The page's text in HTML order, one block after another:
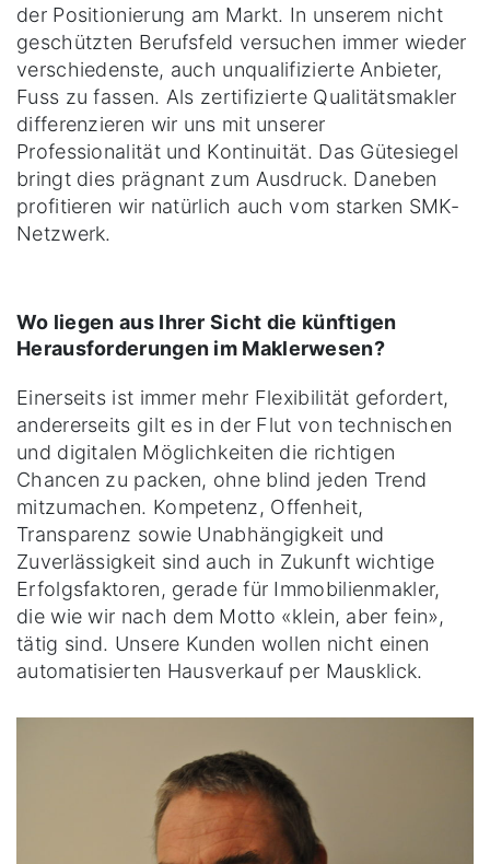
der Positionierung am Markt. In unserem nicht
geschützten Berufsfeld versuchen immer wieder
verschiedenste, auch unqualifizierte Anbieter,
Fuss zu fassen. Als zertifizierte Qualitätsmakler
differenzieren wir uns mit unserer
Professionalität und Kontinuität. Das Gütesiegel
bringt dies prägnant zum Ausdruck. Daneben
profitieren wir natürlich auch vom starken SMK-
Netzwerk.
Wo liegen aus Ihrer Sicht die künftigen
Herausforderungen im Maklerwesen?
Einerseits ist immer mehr Flexibilität gefordert,
andererseits gilt es in der Flut von technischen
und digitalen Möglichkeiten die richtigen
Chancen zu packen, ohne blind jeden Trend
mitzumachen. Kompetenz, Offenheit,
Transparenz sowie Unabhängigkeit und
Zuverlässigkeit sind auch in Zukunft wichtige
Erfolgsfaktoren, gerade für Immobilienmakler,
die wie wir nach dem Motto «klein, aber fein»,
tätig sind. Unsere Kunden wollen nicht einen
automatisierten Hausverkauf per Mausklick.